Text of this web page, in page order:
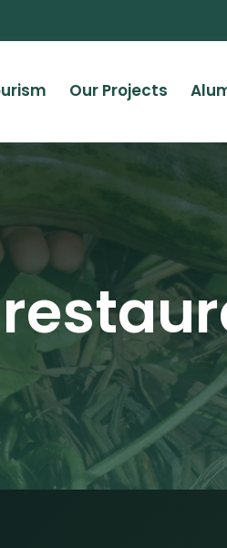
Our Projects